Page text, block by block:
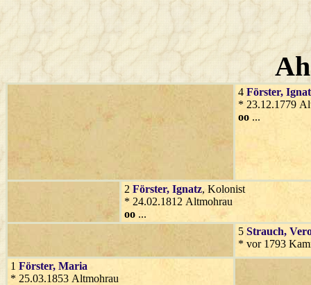
4 Förster,
* 23.12.1779
oo ...
2 Förster, Ignatz, Kolonist
* 24.02.1812 Altmohrau
oo ...
5 Strauch,
* vor 1793
1 Förster, Maria
* 25.03.1853 Altmohrau